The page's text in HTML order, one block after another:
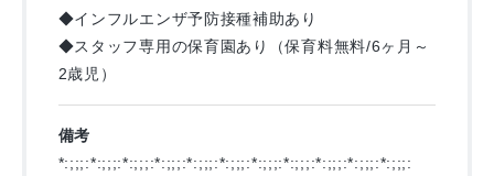
◆インフルエンザ予防接種補助あり
◆スタッフ専用の保育園あり（保育料無料/6ヶ月～
2歳児）
備考
*:;;;:*:;;;:*:;;;:*:;;;:*:;;;:*:;;;:*:;;;:*:;;;:*:;;;:*:;;;:*:;;;: